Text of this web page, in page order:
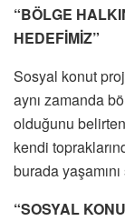
“BÖLGE
HEDEFİMİZ”
Sosyal konut
aynı zamanda
olduğunu belirten
kendi
burada
“SOSYAL